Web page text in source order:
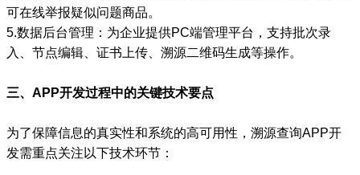
可在线举报疑似问题商品。
5.数据后台管理：为企业提供PC端管理平台，支持批次录
入、节点编辑、证书上传、溯源二维码生成等操作。
三、APP开发过程中的关键技术要点
为了保障信息的真实性和系统的高可用性，溯源查询APP开
发需重点关注以下技术环节：